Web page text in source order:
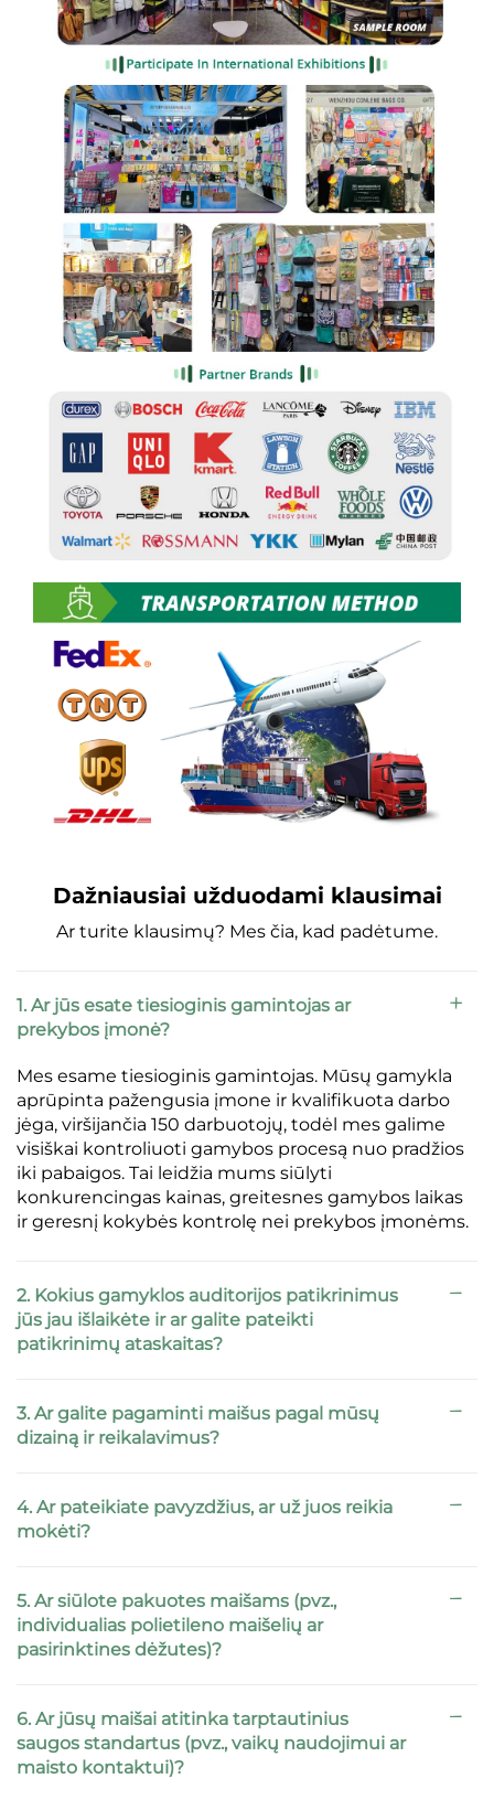
Dažniausiai užduodami klausimai
Ar turite klausimų? Mes čia, kad padėtume.
1. Ar jūs esate tiesioginis gamintojas ar
prekybos įmonė?
Mes esame tiesioginis gamintojas. Mūsų gamykla
aprūpinta pažengusia įmone ir kvalifikuota darbo
jėga, viršijančia 150 darbuotojų, todėl mes galime
visiškai kontroliuoti gamybos procesą nuo pradžios
iki pabaigos. Tai leidžia mums siūlyti
konkurencingas kainas, greitesnes gamybos laikas
ir geresnį kokybės kontrolę nei prekybos įmonėms.
2. Kokius gamyklos auditorijos patikrinimus
jūs jau išlaikėte ir ar galite pateikti
patikrinimų ataskaitas?
3. Ar galite pagaminti maišus pagal mūsų
dizainą ir reikalavimus?
4. Ar pateikiate pavyzdžius, ar už juos reikia
mokėti?
5. Ar siūlote pakuotes maišams (pvz.,
individualias polietileno maišelių ar
pasirinktines dėžutes)?
6. Ar jūsų maišai atitinka tarptautinius
saugos standartus (pvz., vaikų naudojimui ar
maisto kontaktui)?